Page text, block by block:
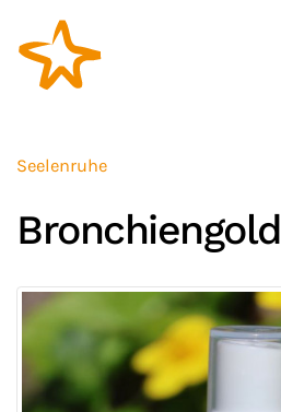
Zum Hauptinhalt springen
Seelenruhe
Bronchiengold